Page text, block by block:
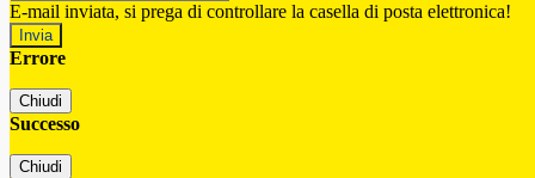
E-mail inviata, si prega di controllare la casella di posta elettronica!
Errore
Chiudi
Successo
Chiudi